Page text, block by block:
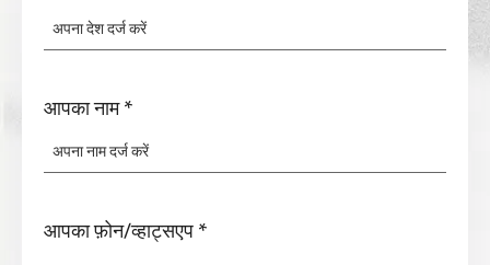
आपका नाम *
आपका फ़ोन/व्हाट्सएप *